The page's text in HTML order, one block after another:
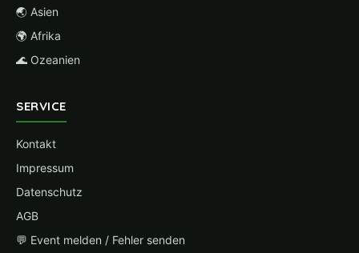
🌏 Asien
🌍 Afrika
🌊 Ozeanien
SERVICE
Kontakt
Impressum
Datenschutz
AGB
💬 Event melden / Fehler senden